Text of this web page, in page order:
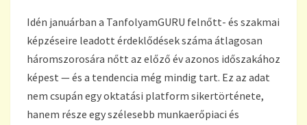
IRÁNTI
KERESLET,
DE
HOVÁ
VEZET
MINDEZ?
Idén januárban a TanfolyamGURU felnőtt- és szakmai
képzéseire leadott érdeklődések száma átlagosan
háromszorosára nőtt az előző év azonos időszakához
képest — és a tendencia még mindig tart. Ez az adat
nem csupán egy oktatási platform sikertörténete,
hanem része egy szélesebb munkaerőpiaci és